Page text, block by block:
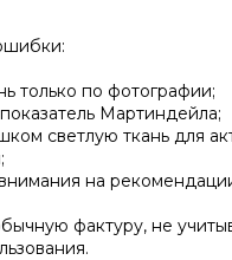
только по фотографии;
Мартиндейла;
светлую ткань для
на
фактуру, не